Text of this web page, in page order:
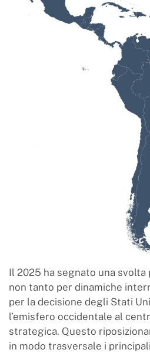
Il 2025 ha segnato una svolta
non tanto per dinamiche
per la decisione degli Stati
l’emisfero occidentale al
strategica. Questo
in modo trasversale i